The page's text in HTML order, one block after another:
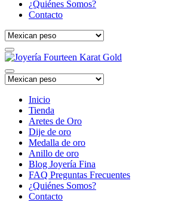
¿Quiénes Somos?
Contacto
Inicio
Tienda
Aretes de Oro
Dije de oro
Medalla de oro
Anillo de oro
Blog Joyería Fina
FAQ Preguntas Frecuentes
¿Quiénes Somos?
Contacto